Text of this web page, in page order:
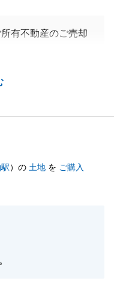
有不動産のご売却
と存じますが今後も
ー_一丸となって尽
とうございました。
）の 土地 を ご購入